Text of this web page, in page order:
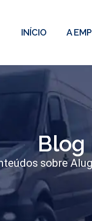
INÍCIO A
Blog
sobre